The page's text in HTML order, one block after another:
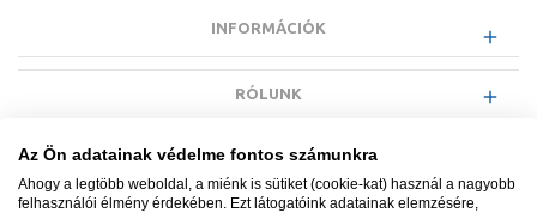
INFORMÁCIÓK
RÓLUNK
EGYÉB INFORMÁCIÓK
Az Ön adatainak védelme fontos számunkra
Ahogy a legtöbb weboldal, a miénk is sütiket (cookie-kat) használ a nagyobb
felhasználói élmény érdekében. Ezt látogatóink adatainak elemzésére,